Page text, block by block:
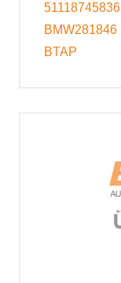
51118745836
BMW281846
BTAP